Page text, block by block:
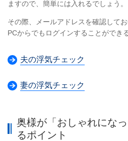
ますので、簡単には入れるでしょう。
その際、メールアドレスを確認して
PCからでもログインすることができ
夫の浮気チェック
妻の浮気チェック
奥様が「おしゃれにな
るポイント